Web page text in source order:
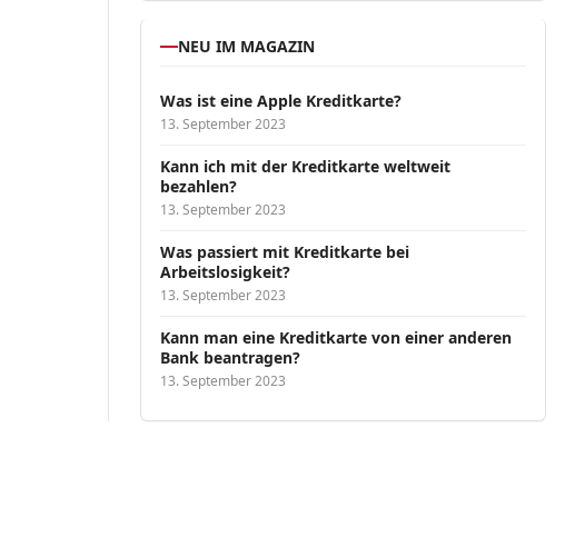
NEU IM MAGAZIN
Was ist eine Apple Kreditkarte?
13. September 2023
Kann ich mit der Kreditkarte weltweit
bezahlen?
13. September 2023
Was passiert mit Kreditkarte bei
Arbeitslosigkeit?
13. September 2023
Kann man eine Kreditkarte von einer anderen
Bank beantragen?
13. September 2023